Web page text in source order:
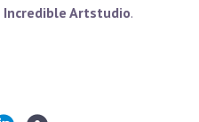
Incredible Artstudio.